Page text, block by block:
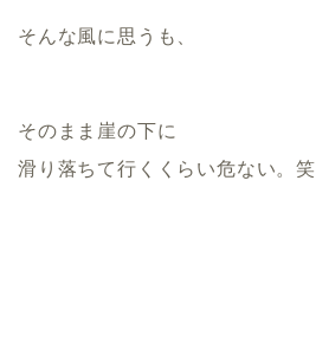
そんな風に思うも、
そのまま崖の下に
滑り落ちて行くくらい危ない。笑